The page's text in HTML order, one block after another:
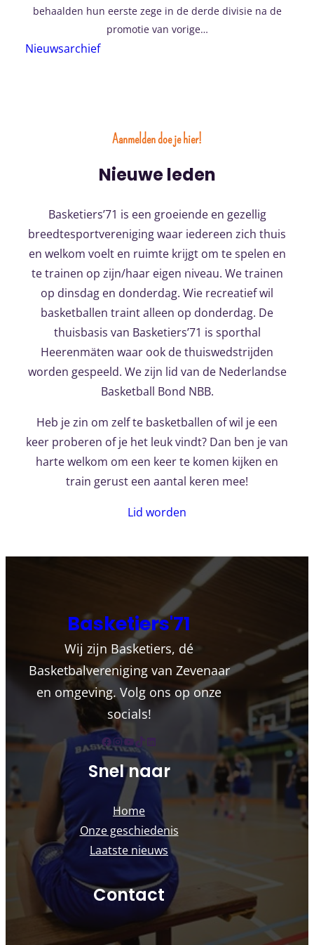
behaalden hun eerste zege in de derde divisie na de
promotie van vorige…
Nieuwsarchief
Aanmelden doe je hier!
Nieuwe leden
Basketiers’71 is een groeiende en gezellig
breedtesportvereniging waar iedereen zich thuis
en welkom voelt en ruimte krijgt om te spelen en
te trainen op zijn/haar eigen niveau. We trainen
op dinsdag en donderdag. Wie recreatief wil
basketballen traint alleen op donderdag. De
thuisbasis van Basketiers’71 is sporthal
Heerenmäten waar ook de thuiswedstrijden
worden gespeeld. We zijn lid van de Nederlandse
Basketball Bond NBB.
Heb je zin om zelf te basketballen of wil je een
keer proberen of je het leuk vindt? Dan ben je van
harte welkom om een keer te komen kijken en
train gerust een aantal keren mee!
Lid worden
Basketiers'71
Wij zijn Basketiers, dé
Basketbalvereniging van Zevenaar
en omgeving. Volg ons op onze
socials!
Facebook InstagramYouTube TikTok LinkedIn
Snel naar
Home
Onze geschiedenis
Laatste nieuws
Contact